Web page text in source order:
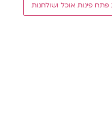
פתח פינות אוכל ושולחנות